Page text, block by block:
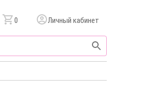
0 Личный кабинет